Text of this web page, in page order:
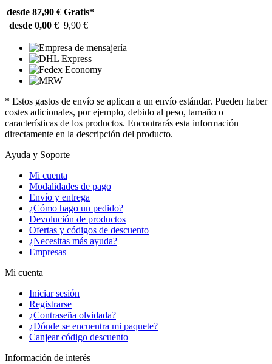
desde 87,90 € Gratis*
desde 0,00 € 9,90 €
* Estos gastos de envío se aplican a un envío estándar. Pueden haber
costes adicionales, por ejemplo, debido al peso, tamaño o
características de los productos. Encontrarás esta información
directamente en la descripción del producto.
Ayuda y Soporte
Mi cuenta
Modalidades de pago
Envío y entrega
¿Cómo hago un pedido?
Devolución de productos
Ofertas y códigos de descuento
¿Necesitas más ayuda?
Empresas
Mi cuenta
Iniciar sesión
Registrarse
¿Contraseña olvidada?
¿Dónde se encuentra mi paquete?
Canjear código descuento
Información de interés